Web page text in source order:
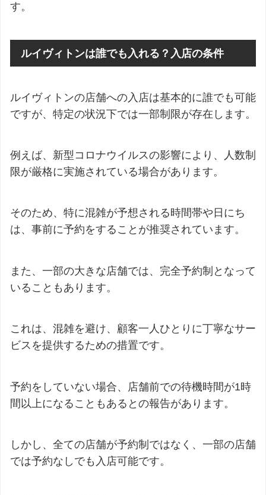
す。
ルイヴィトンは誰でも入れる？入店の条件
ルイヴィトンの店舗への入店は基本的に誰でも可能
ですが、特定の状況下では一部制限が存在します。
例えば、新型コロナウイルスの影響により、人数制
限が厳格に実施されている場合があります。
そのため、特に混雑が予想される時間帯や日にち
は、事前に予約をすることが推奨されています。
また、一部の大きな店舗では、完全予約制となって
いることもあります。
これは、混雑を避け、顧客一人ひとりに丁寧なサー
ビスを提供するための措置です。
予約をしていない場合、店舗前での待機時間が1時
間以上になることもあるとの報告があります。
しかし、全ての店舗が予約制ではなく、一部の店舗
では予約なしでも入店可能です。